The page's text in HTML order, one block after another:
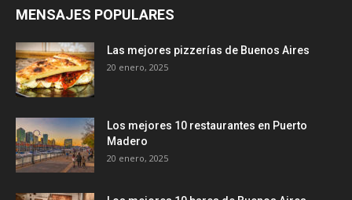
MENSAJES POPULARES
Las mejores pizzerías de Buenos Aires
20 enero, 2025
Los mejores 10 restaurantes en Puerto
Madero
20 enero, 2025